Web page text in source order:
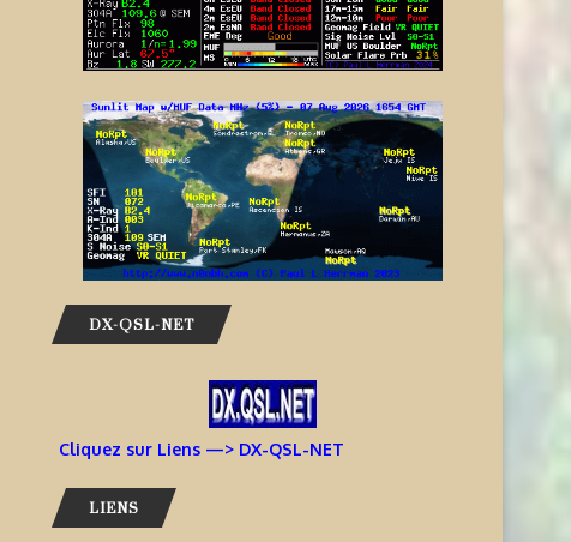
DX-QSL-NET
Cliquez sur Liens —> DX-QSL-NET
LIENS